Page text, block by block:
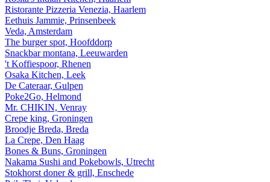
Ristorante Pizzeria Venezia, Haarlem
Eethuis Jammie, Prinsenbeek
Veda, Amsterdam
The burger spot, Hoofddorp
Snackbar montana, Leeuwarden
't Koffiespoor, Rhenen
Osaka Kitchen, Leek
De Cateraar, Gulpen
Poke2Go, Helmond
Mr. CHIKIN, Venray
Crepe king, Groningen
Broodje Breda, Breda
La Crepe, Den Haag
Bones & Buns, Groningen
Nakama Sushi and Pokebowls, Utrecht
Stokhorst doner & grill, Enschede